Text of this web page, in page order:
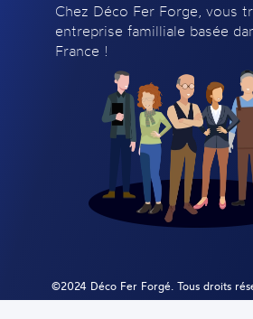
Chez Déco Fer Forge, vous
entreprise familliale basée
France !
©2024 Déco Fer Forgé. Tous droits